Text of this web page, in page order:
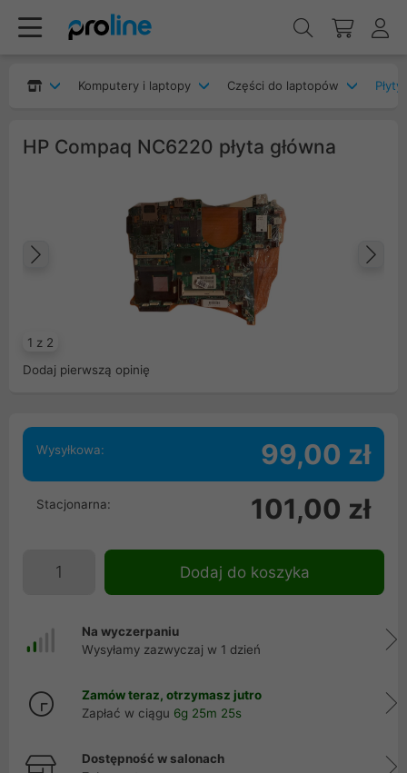
Komputery i laptopy Części do laptopów
HP Compaq NC6220 płyta główna
1 z 2
Poprzedni
Dodaj pierwszą opinię
Wysyłkowa: 99,00 zł
Stacjonarna: 101,00 zł
Dodaj do koszyka
Na wyczerpaniu
Wysyłamy zazwyczaj w 1 dzień
Zamów teraz, otrzymasz jutro
Zapłać w ciągu 6g 25m 25s
Dostępność w salonach